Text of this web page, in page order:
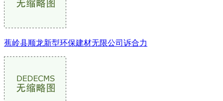
蕉岭县顺龙新型环保建材无限公司诉合力